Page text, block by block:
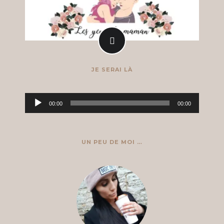
JE SERAI LÀ
Lecteur
audio
00:00 00:00
UN PEU DE MOI …